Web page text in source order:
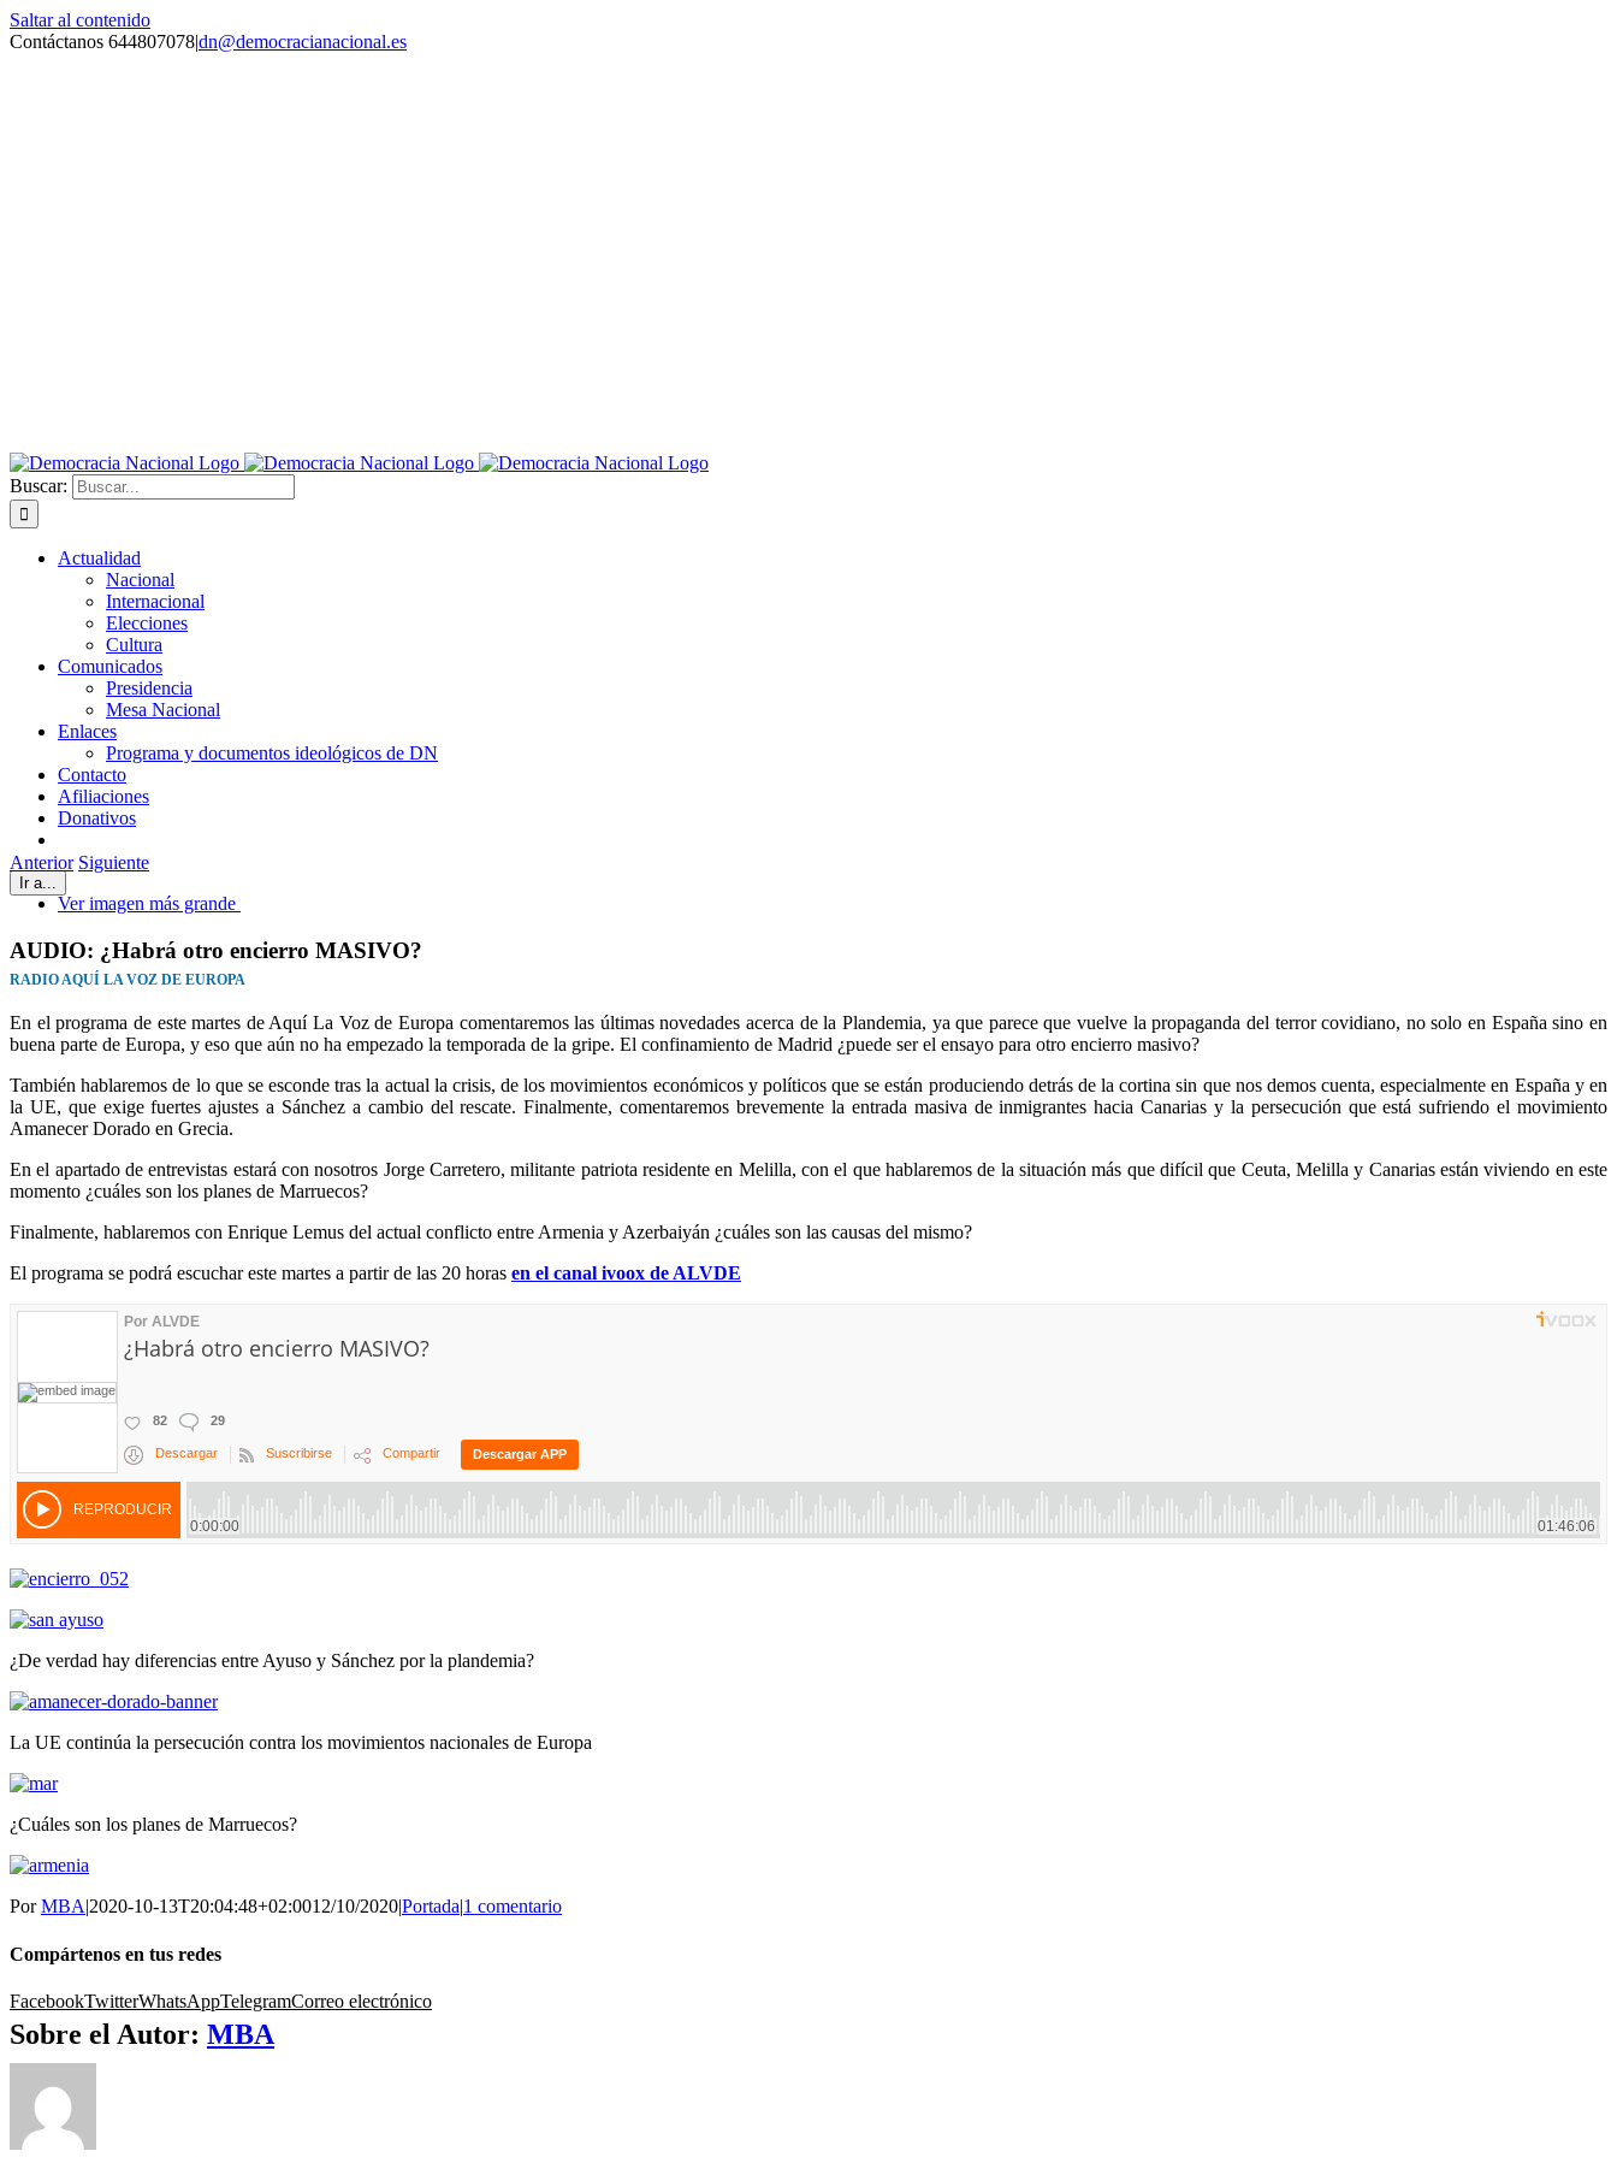
Saltar al contenido
Contáctanos 644807078|dn@democracianacional.es
Buscar:
Actualidad
Nacional
Internacional
Elecciones
Cultura
Comunicados
Presidencia
Mesa Nacional
Enlaces
Programa y documentos ideológicos de DN
Contacto
Afiliaciones
Donativos
Ir a...
Anterior Siguiente
Ver imagen más grande
AUDIO: ¿Habrá otro encierro MASIVO?
RADIO AQUÍ LA VOZ DE EUROPA
En el programa de este martes de Aquí La Voz de Europa comentaremos las últimas novedades acerca de la Plandemia, ya que parece que vuelve la propaganda del terror covidiano, no solo en España sino en
buena parte de Europa, y eso que aún no ha empezado la temporada de la gripe. El confinamiento de Madrid ¿puede ser el ensayo para otro encierro masivo?
También hablaremos de lo que se esconde tras la actual la crisis, de los movimientos económicos y políticos que se están produciendo detrás de la cortina sin que nos demos cuenta, especialmente en España y en
la UE, que exige fuertes ajustes a Sánchez a cambio del rescate. Finalmente, comentaremos brevemente la entrada masiva de inmigrantes hacia Canarias y la persecución que está sufriendo el movimiento
Amanecer Dorado en Grecia.
En el apartado de entrevistas estará con nosotros Jorge Carretero, militante patriota residente en Melilla, con el que hablaremos de la situación más que difícil que Ceuta, Melilla y Canarias están viviendo en este
momento ¿cuáles son los planes de Marruecos?
Finalmente, hablaremos con Enrique Lemus del actual conflicto entre Armenia y Azerbaiyán ¿cuáles son las causas del mismo?
El programa se podrá escuchar este martes a partir de las 20 horas en el canal ivoox de ALVDE
¿De verdad hay diferencias entre Ayuso y Sánchez por la plandemia?
La UE continúa la persecución contra los movimientos nacionales de Europa
¿Cuáles son los planes de Marruecos?
PorMBA|2020-10-13T20:04:48+02:0012/10/2020|Portada|1 comentario
Compártenos en tus redes
FacebookTwitterWhatsAppTelegramCorreo electrónico
Sobre el Autor: MBA